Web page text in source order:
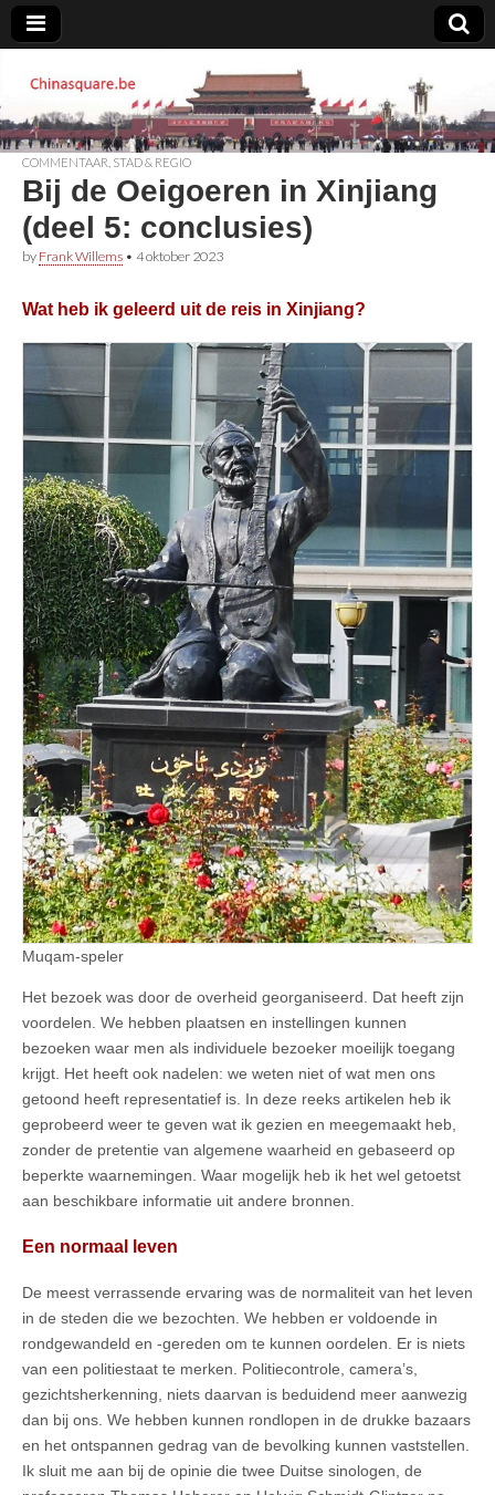
Chinasquare.be
COMMENTAAR STAD & REGIO
Bij de Oeigoeren in Xinjiang
(deel 5: conclusies)
by Frank Willems • 4 oktober 2023
Wat heb ik geleerd uit de reis in Xinjiang?
Muqam-speler
Het bezoek was door de overheid georganiseerd. Dat heeft zijn
voordelen. We hebben plaatsen en instellingen kunnen
bezoeken waar men als individuele bezoeker moeilijk toegang
krijgt. Het heeft ook nadelen: we weten niet of wat men ons
getoond heeft representatief is. In deze reeks artikelen heb ik
geprobeerd weer te geven wat ik gezien en meegemaakt heb,
zonder de pretentie van algemene waarheid en gebaseerd op
beperkte waarnemingen. Waar mogelijk heb ik het wel getoetst
aan beschikbare informatie uit andere bronnen.
Een normaal leven
De meest verrassende ervaring was de normaliteit van het leven
in de steden die we bezochten. We hebben er voldoende in
rondgewandeld en -gereden om te kunnen oordelen. Er is niets
van een politiestaat te merken. Politiecontrole, camera’s,
gezichtsherkenning, niets daarvan is beduidend meer aanwezig
dan bij ons. We hebben kunnen rondlopen in de drukke bazaars
en het ontspannen gedrag van de bevolking kunnen vaststellen.
Ik sluit me aan bij de opinie die twee Duitse sinologen, de